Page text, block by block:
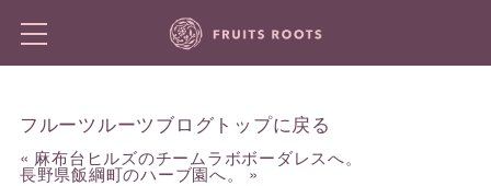
フルーツルーツブログトップに戻る
« 麻布台ヒルズのチームラボボーダレスへ。
長野県飯綱町のハーブ園へ。 »